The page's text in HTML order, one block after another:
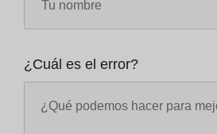
¿Cuál es el error?